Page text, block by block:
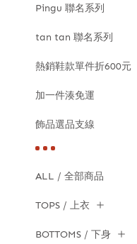
Pingu 聯名系列
tan tan 聯名系列
熱銷鞋款單件折600元
加一件湊免運
飾品選品支線
ALL / 全部商品
TOPS / 上衣
BOTTOMS / 下身